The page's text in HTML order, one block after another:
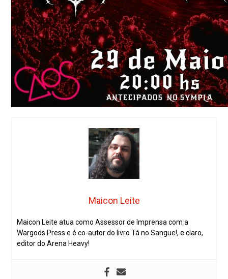
Maicon Leite
Maicon Leite atua como Assessor de Imprensa com a
Wargods Press e é co-autor do livro Tá no Sangue!, e claro,
editor do Arena Heavy!